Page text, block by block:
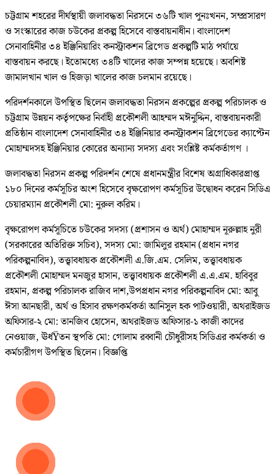
চট্টগ্রাম শহরের দীর্ঘস্থায়ী জলাবদ্ধতা নিরসনে ৩৬টি খাল পুনঃখনন, সম্প্রসারণ
ও সংস্কারের কাজ চউকের প্রকল্প হিসেবে বাস্তবায়নাধীন। বাংলাদেশ
সেনাবাহিনীর ৩৪ ইঞ্জিনিয়ারিং কনস্ট্রাকশন ব্রিগেড প্রকল্পটি মাঠ পর্যায়ে
বাস্তবায়ন করছে। ইতোমধ্যে ৩৪টি খালের কাজ সম্পন্ন হয়েছে। অবশিষ্ট
জামালখান খাল ও হিজড়া খালের কাজ চলমান রয়েছে।
পরিদর্শনকালে উপস্থিত ছিলেন জলাবদ্ধতা নিরসন প্রকল্পের প্রকল্প পরিচালক ও
চট্টগ্রাম উন্নয়ন কর্তৃপক্ষের নির্বাহী প্রকৌশলী আহম্মদ মঈনুদ্দিন, বাস্তবায়নকারী
প্রতিষ্ঠান বাংলাদেশ সেনাবাহিনীর ৩৪ ইঞ্জিনিয়ার কনস্ট্রাকশন ব্রিগেডের ক্যাপ্টেন
মোহাম্মদসহ ইঞ্জিনিয়ার কোরের অন্যান্য সদস্য এবং সংশ্লিষ্ট কর্মকর্তাগণ ।
জলাবদ্ধতা নিরসন প্রকল্প পরিদর্শন শেষে প্রধানমন্ত্রীর বিশেষ অগ্রাধিকারপ্রাপ্ত
১৮০ দিনের কর্মসূচির অংশ হিসেবে বৃক্ষরোপণ কর্মসূচির উদ্বোধন করেন সিডিএ
চেয়ারম্যান প্রকৌশলী মো: নুরুল করিম।
বৃক্ষরোপণ কর্মসূচিতে চউকের সদস্য (প্রশাসন ও অর্থ) মোহাম্মদ নূরুল্লাহ নুরী
(সরকারের অতিরিক্ত সচিব), সদস্য মো: জামিলুর রহমান (প্রধান নগর
পরিকল্পনাবিদ), তত্ত্বাবধায়ক প্রকৌশলী এ.জি.এম. সেলিম, তত্ত্বাবধায়ক
প্রকৌশলী মোহাম্মদ মনজুর হাসান, তত্ত্বাবধায়ক প্রকৌশলী এ.এ.এম. হাবিবুর
রহমান, প্রকল্প পরিচালক রাজিব দাশ,উপপ্রধান নগর পরিকল্পনাবিদ মো: আবু
ঈসা আনছারী, অর্থ ও হিসাব রক্ষণকর্মকর্তা আনিসুল হক পাটওয়ারী, অথরাইজড
অফিসার-২ মো: তানজিব হোসেন, অথরাইজড অফিসার-১ কাজী কাদের
নেওয়াজ, ঊর্ধŸতন স্থপতি মো: গোলাম রব্বানী চৌধুরীসহ সিডিএর কর্মকর্তা ও
কর্মচারীগণ উপস্থিত ছিলেন। বিজ্ঞপ্তি